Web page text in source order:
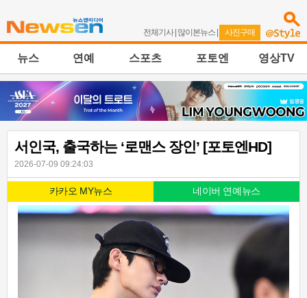
전체기사| 많이본뉴스 | 사진구매
뉴스 연예 스포츠 포토엔 영상TV
서인국, 출국하는 ‘로맨스 장인’ [포토엔HD]
2026-07-09 09:24:03
카카오 MY뉴스 네이버 연예뉴스